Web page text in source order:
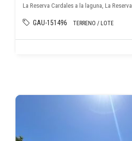
La Reserva Cardales a la laguna, La
GAU-151496 TERRENO / LOTE